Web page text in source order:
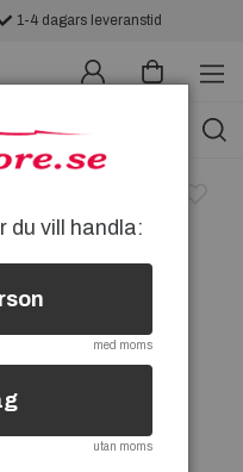
1-4 dagars leveranstid
du vill handla:
med moms
utan moms